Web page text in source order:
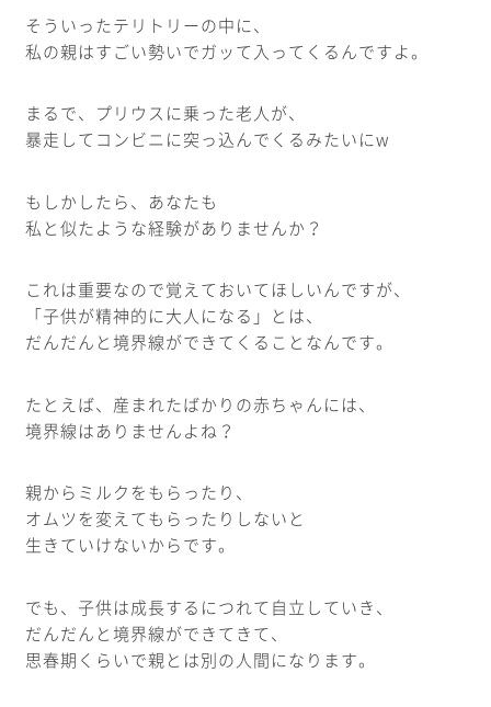
そういったテリトリーの中に、
私の親はすごい勢いでガッて入ってくるんですよ。
まるで、プリウスに乗った老人が、
暴走してコンビニに突っ込んでくるみたいにw
もしかしたら、あなたも
私と似たような経験がありませんか？
これは重要なので覚えておいてほしいんですが、
「子供が精神的に大人になる」とは、
だんだんと境界線ができてくることなんです。
たとえば、産まれたばかりの赤ちゃんには、
境界線はありませんよね？
親からミルクをもらったり、
オムツを変えてもらったりしないと
生きていけないからです。
でも、子供は成長するにつれて自立していき、
だんだんと境界線ができてきて、
思春期くらいで親とは別の人間になります。